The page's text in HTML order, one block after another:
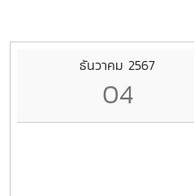
ธันวาคม 2567
04